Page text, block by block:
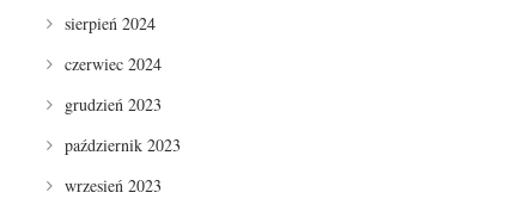
sierpień 2024
czerwiec 2024
grudzień 2023
październik 2023
wrzesień 2023